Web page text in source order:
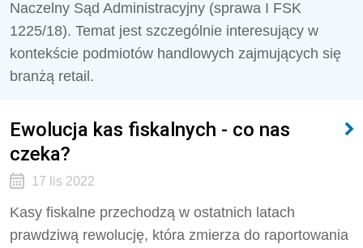
Naczelny Sąd Administracyjny (sprawa I FSK
1225/18). Temat jest szczególnie interesujący w
kontekście podmiotów handlowych zajmujących się
branżą retail.
Ewolucja kas fiskalnych - co nas
czeka?
17 lis 2022
Kasy fiskalne przechodzą w ostatnich latach
prawdziwą rewolucję, która zmierza do raportowania